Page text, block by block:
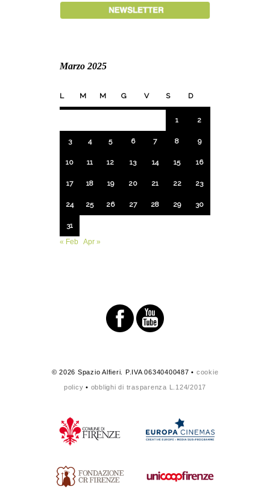
Marzo 2025
L M M G V S D
1 2
3 4 5 6 7 8 9
10 11 12 13 14 15 16
17 18 19 20 21 22 23
24 25 26 27 28 29 30
31
« Feb Apr »
© 2026 Spazio Alfieri. P.IVA 06340400487 • cookie
policy • obblighi di trasparenza L.124/2017